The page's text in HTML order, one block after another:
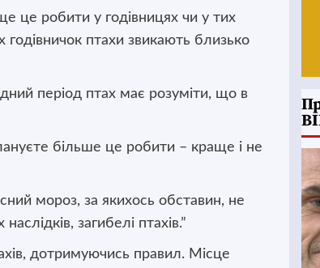
це робити у годівницях чи у тих
птахи звикають близько
період птах має розуміти, що в
більше це робити – краще і не
мороз, за якихось обставин, не
загибелі птахів.”
дотримуючись правил. Місце